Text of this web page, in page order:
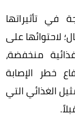
في تأثيراتها
لاحتوائها على
منخفضة،
خطر الإصابة
الغذائي التي